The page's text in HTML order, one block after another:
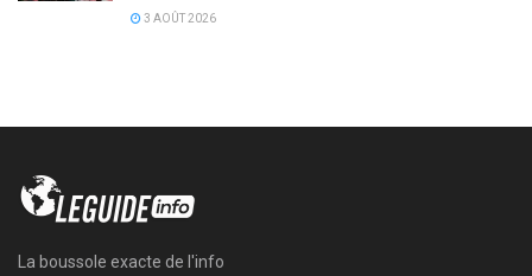
3 AOÛT 2026
La boussole exacte de l'info